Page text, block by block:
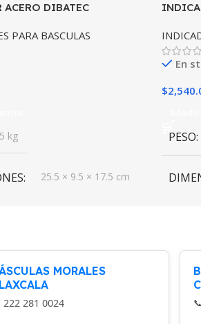
DIBATEC
PARA BASCULAS
kg
25.5 × 9.5 × 17.5 cm
En
$
PESO
MORALES
222 281 0024